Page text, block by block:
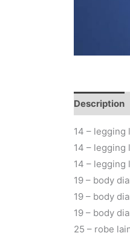
Description
14 – legging
14 – legging
14 – legging
19 – body
19 – body
19 – body
25 – robe